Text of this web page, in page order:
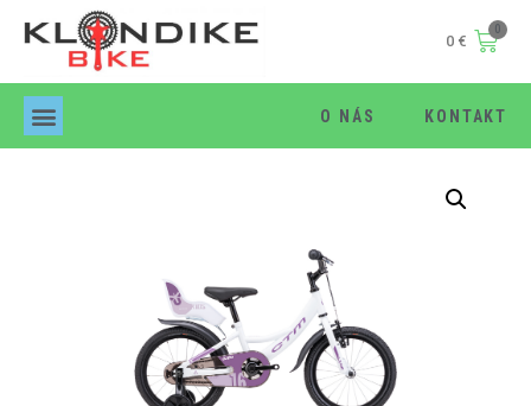
0 €
O NÁS KONTAKT